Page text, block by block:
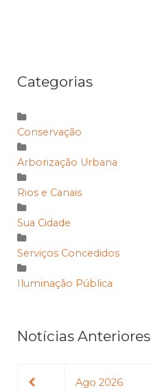
Categorias
Conservação
Arborização Urbana
Rios e Canais
Sua Cidade
Serviços Concedidos
Iluminação Pública
Notícias Anteriores
Ago 2026